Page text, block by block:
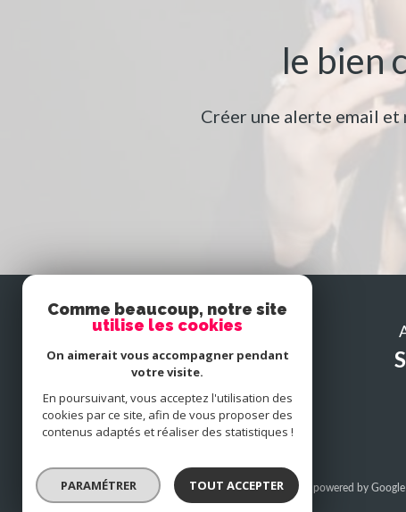
le bien
Créer une alerte email
SE
connecter
espace propriétaire
© 2026 | Tous droits réservés | Traduction powered by Google |
Comme beaucoup, notre site
utilise les cookies
On aimerait vous accompagner pendant
votre visite.
En poursuivant, vous acceptez l'utilisation des
cookies par ce site, afin de vous proposer des
contenus adaptés et réaliser des statistiques !
PARAMÉTRER TOUT ACCEPTER